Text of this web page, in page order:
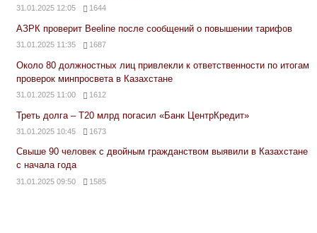
31.01.2025 12:05 1644
АЗРК проверит Beeline после сообщений о повышении тарифов
31.01.2025 11:35 1687
Около 80 должностных лиц привлекли к ответственности по итогам
проверок минпросвета в Казахстане
31.01.2025 11:00 1612
Треть долга – Т20 млрд погасил «Банк ЦентрКредит»
31.01.2025 10:45 1673
Свыше 90 человек с двойным гражданством выявили в Казахстане
с начала года
31.01.2025 09:50 1585